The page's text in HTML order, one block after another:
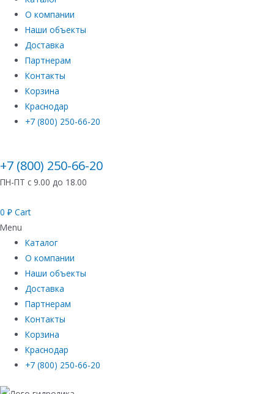
О компании
Наши объекты
Доставка
Партнерам
Контакты
Корзина
Краснодар
+7 (800) 250-66-20
+7 (800) 250-66-20
ПН-ПТ с 9.00 до 18.00
0 ₽ Cart
Menu
Каталог
О компании
Наши объекты
Доставка
Партнерам
Контакты
Корзина
Краснодар
+7 (800) 250-66-20